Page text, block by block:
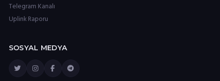
Telegram Kanalı
Uplink Raporu
SOSYAL MEDYA